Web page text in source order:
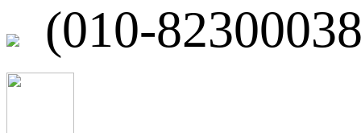
(010-